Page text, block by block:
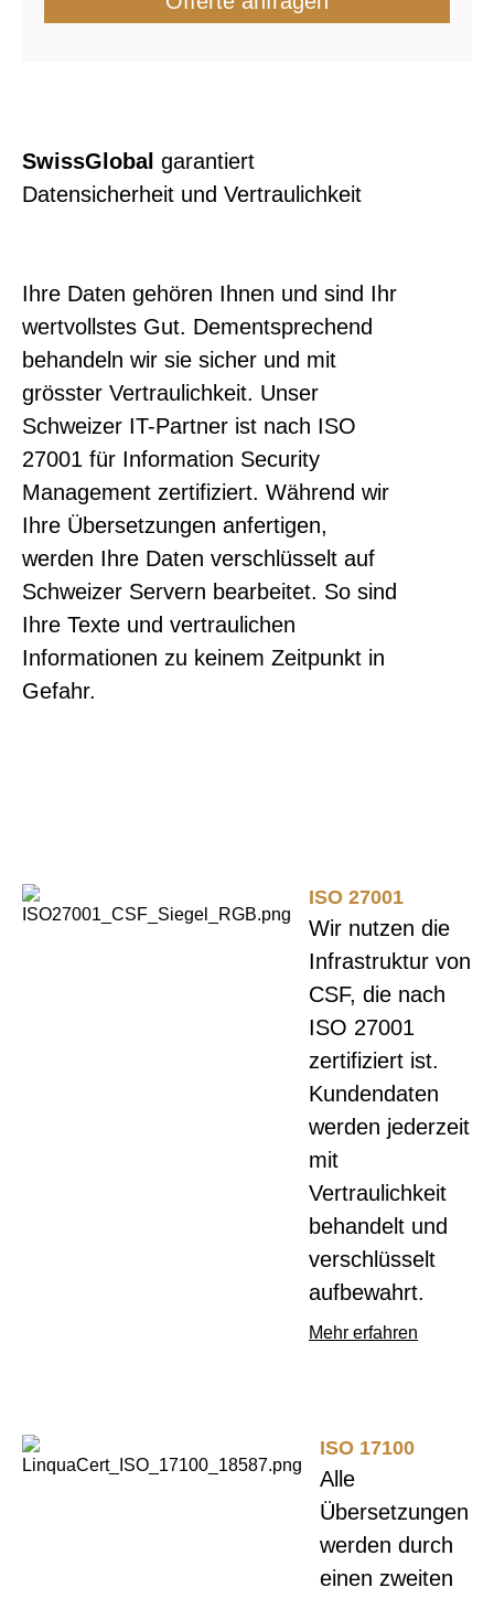
SwissGlobal garantiert
Datensicherheit und Vertraulichkeit
Ihre Daten gehören Ihnen und sind Ihr
wertvollstes Gut. Dementsprechend
behandeln wir sie sicher und mit
grösster Vertraulichkeit. Unser
Schweizer IT-Partner ist nach ISO
27001 für Information Security
Management zertifiziert. Während wir
Ihre Übersetzungen anfertigen,
werden Ihre Daten verschlüsselt auf
Schweizer Servern bearbeitet. So sind
Ihre Texte und vertraulichen
Informationen zu keinem Zeitpunkt in
Gefahr.
ISO 27001
Wir nutzen die
Infrastruktur von
CSF, die nach
ISO 27001
zertifiziert ist.
Kundendaten
werden jederzeit
mit
Vertraulichkeit
behandelt und
verschlüsselt
aufbewahrt.
Mehr erfahren
ISO 17100
Alle
Übersetzungen
werden durch
einen zweiten